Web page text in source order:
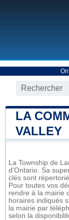
LA
VALLEY
La Township de
d'Ontario. Sa
clés sont
Pour toutes vos
rendre à la mairie
horaires indiqués
la mairie par
selon la